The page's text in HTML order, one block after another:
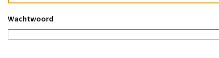
Wachtwoord